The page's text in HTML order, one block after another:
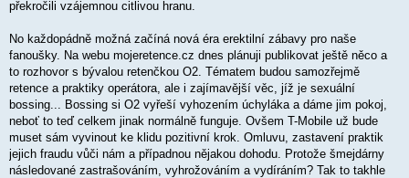
překročili vzájemnou citlivou hranu.
No každopádně možná začíná nová éra erektilní zábavy pro naše
fanoušky. Na webu mojeretence.cz dnes plánuji publikovat ještě něco a
to rozhovor s bývalou retenčkou O2. Tématem budou samozřejmě
retence a praktiky operátora, ale i zajímavější věc, jíž je sexuální
bossing... Bossing si O2 vyřeší vyhozením úchyláka a dáme jim pokoj,
neboť to teď celkem jinak normálně funguje. Ovšem T-Mobile už bude
muset sám vyvinout ke klidu pozitivní krok. Omluvu, zastavení praktik
jejich fraudu vůči nám a případnou nějakou dohodu. Protože šmejdárny
následované zastrašováním, vyhrožováním a vydíráním? Tak to takhle